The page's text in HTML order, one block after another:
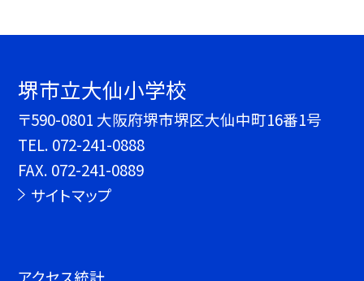
堺市立大仙小学校
〒590-0801 大阪府堺市堺区大仙中町16番1号
TEL. 072-241-0888
FAX. 072-241-0889
サイトマップ
アクセス統計